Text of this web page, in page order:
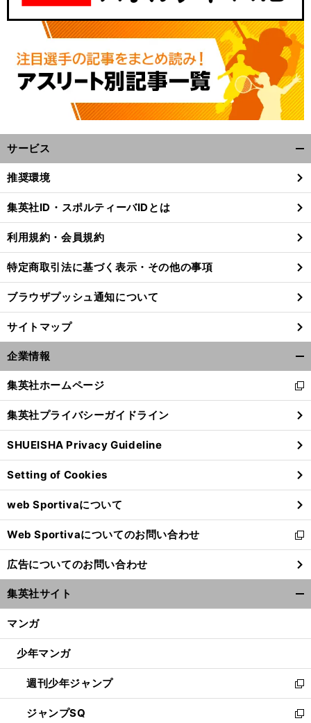
２
」 。
前
へ
サービス
閉
る
推奨環境
集英社ID・スポルティーバIDとは
利用規約・会員規約
特定商取引法に基づく表示・その他の事項
ブラウザプッシュ通知について
サイトマップ
企業情報
閉
る
集英社ホームページ
新
し
い
ウ
ィ
ン
ド
ウ
で
開
く
集英社プライバシーガイドライン
SHUEISHA Privacy Guideline
Setting of Cookies
web Sportivaについて
Web Sportivaについてのお問い合わせ
新
し
い
ウ
ィ
ン
ウ
開
く
広告についてのお問い合わせ
集英社サイト
マンガ
少年マンガ
週刊少年ジャンプ
新
し
い
ジャンプSQ
新